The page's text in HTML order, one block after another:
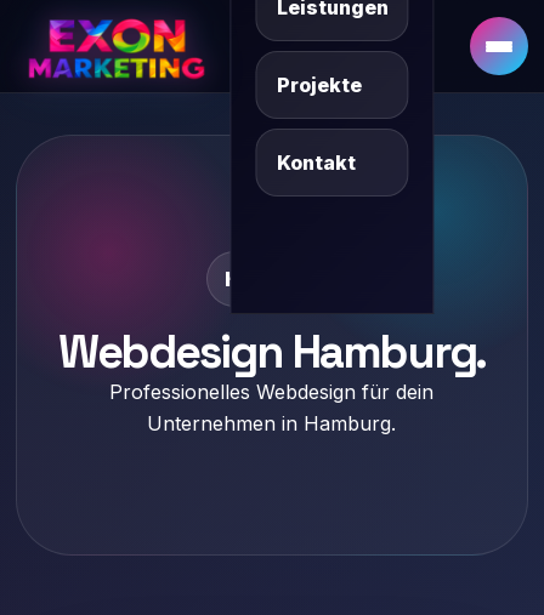
Leistungen
Projekte
Kontakt
DE SQ/XK
Hamburg
Webdesign Hamburg.
Professionelles Webdesign für dein
Unternehmen in Hamburg.